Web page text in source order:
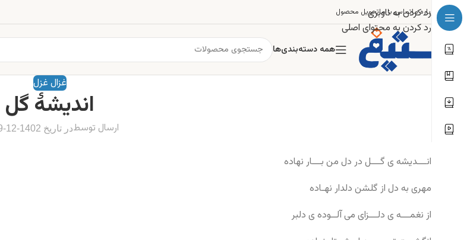
رد کردن به ناوبری
رد کردن به محتوای اصلی
درباره ماتماس با ماتحویل محصول
همه دسته‌بندی‌ها
غزال غزل
اندیشهٔ گل
ارسال توسطدر تاریخ 1402-12-19
انـــدیشه ی گـــل در دل من بـــار نهاده
مهری به دل از گلشن دلدار نهـاده
از نغمـــه ی دلـــزای می آلــوده ی دلبر